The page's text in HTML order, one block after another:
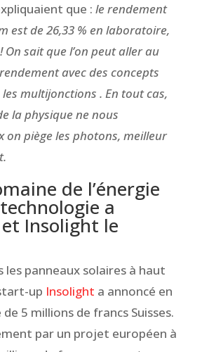
que : le rendement
est de 26,33 % en laboratoire,
sait que l’on peut aller au
avec des concepts
multijonctions . En tout cas,
la physique ne nous
on piège les photons, meilleur
de l’énergie
a
Insolight le
les panneaux solaires à haut
up Insolight a annoncé en
5 millions de francs Suisses.
par un projet européen à